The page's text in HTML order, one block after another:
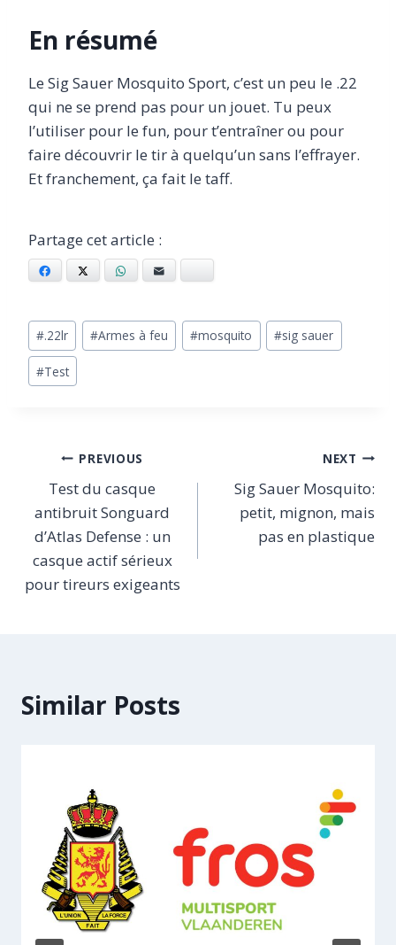
En résumé
Le Sig Sauer Mosquito Sport, c’est un peu le .22
qui ne se prend pas pour un jouet. Tu peux
l’utiliser pour le fun, pour t’entraîner ou pour
faire découvrir le tir à quelqu’un sans l’effrayer.
Et franchement, ça fait le taff.
Facebook WhatsApp
Post
Tags:
#.22lr #Armes à feu #mosquito #sig sauer
#Test
Navigation
l’article
PREVIOUS
Test du casque
antibruit Songuard
d’Atlas Defense : un
casque actif sérieux
pour tireurs exigeants
NEXT
Sig Sauer Mosquito:
petit, mignon, mais
pas en plastique
Similar Posts